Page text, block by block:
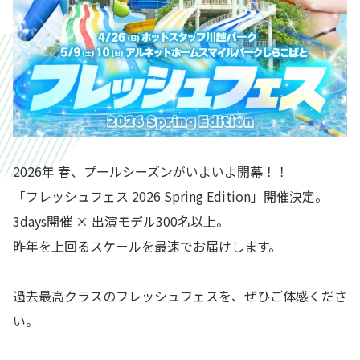
2026年 春、プールシーズンがいよいよ開幕！！
「フレッシュフェス 2026 Spring Edition」開催決定。
3days開催 × 出演モデル300名以上。
昨年を上回るスケールを最速でお届けします。
過去最高クラスのフレッシュフェスを、ぜひご体感くださ
い。